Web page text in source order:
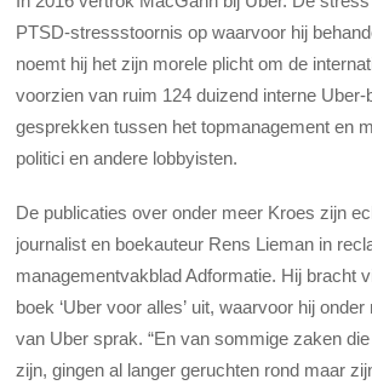
PTSD-stressstoornis op waarvoor hij
noemt hij het zijn morele plicht om de
voorzien van ruim 124 duizend interne
gesprekken tussen het topmanagement en
politici en andere lobbyisten.
De publicaties over onder meer Kroes zijn
journalist en boekauteur Rens Lieman in
managementvakblad Adformatie. Hij bracht
boek ‘Uber voor alles’ uit, waarvoor hij
van Uber sprak. “En van sommige zaken
zijn, gingen al langer geruchten rond maar